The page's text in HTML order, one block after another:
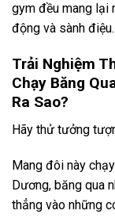
gym đều mang lại
động và sành điệu.
Trải Nghiệm
Chạy Băng
Ra Sao?
Hãy thử tưởng
Mang đôi này
Dương, băng qua
thẳng vào những